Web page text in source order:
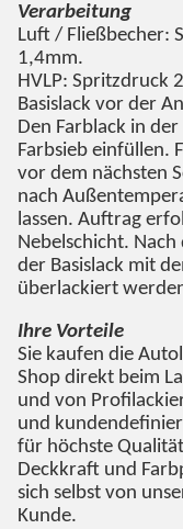
Verarbeitung
Luft / Fließbecher:
1,4mm.
HVLP: Spritzdruck
Basislack vor der
Den Farblack in
Farbsieb einfüllen.
vor dem nächsten
nach
lassen. Auftrag
Nebelschicht.
der Basislack mit
überlackiert
Ihre Vorteile
Sie kaufen die
Shop direkt beim
und von
und
für höchste
Deckkraft und
sich selbst von
Kunde.